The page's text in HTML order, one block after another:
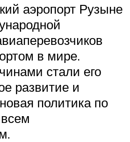
аэропорт Рузыне
в мире.
стали его
развитие и
политика по